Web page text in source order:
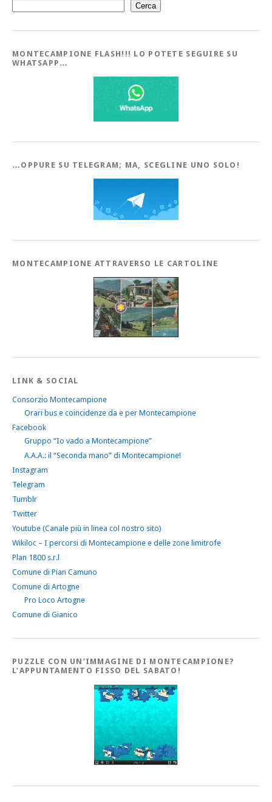
Cerca
MONTECAMPIONE FLASH!!! LO POTETE SEGUIRE SU
WHATSAPP…
…OPPURE SU TELEGRAM; MA, SCEGLINE UNO SOLO!
MONTECAMPIONE ATTRAVERSO LE CARTOLINE
LINK & SOCIAL
Consorzio Montecampione
Orari bus e coincidenze da e per Montecampione
Facebook
Gruppo “Io vado a Montecampione”
A.A.A.: il “Seconda mano” di Montecampione!
Instagram
Telegram
Tumblr
Twitter
Youtube (Canale più in linea col nostro sito)
Wikiloc – I percorsi di Montecampione e delle zone limitrofe
Plan 1800 s.r.l
Comune di Pian Camuno
Comune di Artogne
Pro Loco Artogne
Comune di Gianico
PUZZLE CON UN’IMMAGINE DI MONTECAMPIONE?
L’APPUNTAMENTO FISSO DEL SABATO!